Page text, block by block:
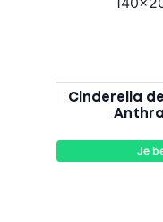
Cinderella
Je